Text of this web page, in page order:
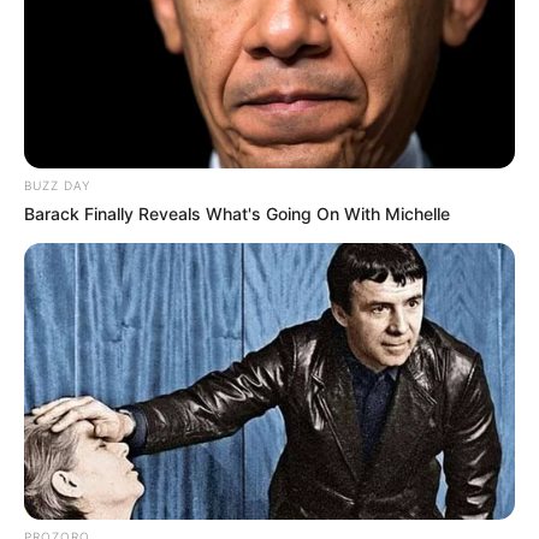
06.08.2026
info@groza-news.info
КАТЕГОРІЇ
Без рубрики
Гарячi
BUZZ DAY
Barack Finally Reveals What's Going On With Michelle